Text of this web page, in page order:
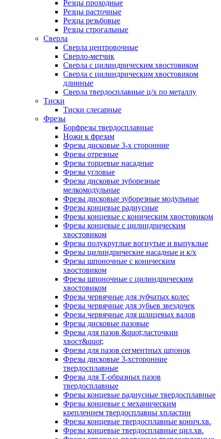
Резцы проходные
Резцы расточные
Резцы резьбовые
Резцы строгальные
Сверла
Сверла центровочные
Сверло-метчик
Сверла с цилиндрическим хвостовиком
Сверла с цилиндрическим хвостовиком
длинные
Сверла твердосплавные ц/х по металлу
Тиски
Тиски слесарные
Фрезы
Борфрезы твердосплавные
Ножи к фрезам
Фрезы дисковые 3-х сторонние
Фрезы отрезные
Фрезы торцевые насадные
Фрезы угловые
Фрезы дисковые зуборезные
мелкомодульные
Фрезы дисковые зуборезные модульные
Фрезы концевые радиусные
Фрезы концевые с коническим хвостовиком
Фрезы концевые с цилиндрическим
хвостовиком
Фрезы полукруглые вогнутые и выпуклые
Фрезы цилиндрические насадные и к/х
Фрезы шпоночные с коническим
хвостовиком
Фрезы шпоночные с цилиндрическим
хвостовиком
Фрезы червячные для зубчатых колес
Фрезы червячные для зубьев звездочек
Фрезы червячные для шлицевых валов
Фрезы дисковые пазовые
Фрезы для пазов &quot;ласточкин
хвост&quot;
Фрезы для пазов сегментных шпонок
Фрезы дисковые 3-хсторонние
твердосплавные
Фрезы для Т-образных пазов
твердосплавные
Фрезы концевые радиусные твердосплавные
Фрезы концевые с механическим
креплением твердосплавны хпластин
Фрезы концевые твердосплавные конич.хв.
Фрезы концевые твердосплавные цил.хв.